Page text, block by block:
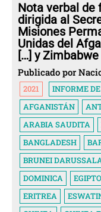
Nota verbal de
dirigida al
Misiones
Unidas del
[…] y
Publicado por
2021
INFORME
AFGANISTÁN
ARABIA SAUDITA
BANGLADESH
BRUNEI
DOMINICA
EGIPTO
ERITREA